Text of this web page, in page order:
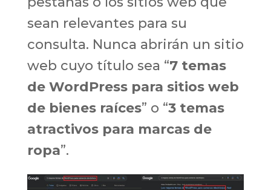
sean relevantes para su
consulta. Nunca abrirán un sitio
web cuyo título sea “7 temas
de WordPress para sitios web
de bienes raíces” o “3 temas
atractivos para marcas de
ropa”.